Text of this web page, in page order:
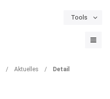
Tools
/ Aktuelles / Detail